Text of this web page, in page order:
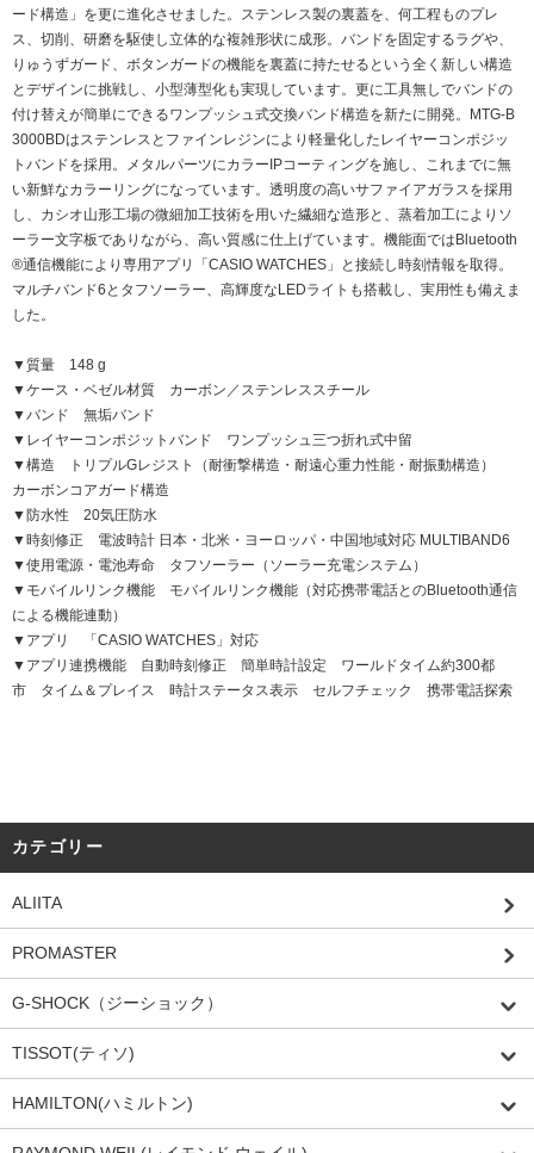
ード構造」を更に進化させました。ステンレス製の裏蓋を、何工程ものプレ
ス、切削、研磨を駆使し立体的な複雑形状に成形。バンドを固定するラグや、
りゅうずガード、ボタンガードの機能を裏蓋に持たせるという全く新しい構造
とデザインに挑戦し、小型薄型化も実現しています。更に工具無しでバンドの
付け替えが簡単にできるワンプッシュ式交換バンド構造を新たに開発。MTG-B
3000BDはステンレスとファインレジンにより軽量化したレイヤーコンポジッ
トバンドを採用。メタルパーツにカラーIPコーティングを施し、これまでに無
い新鮮なカラーリングになっています。透明度の高いサファイアガラスを採用
し、カシオ山形工場の微細加工技術を用いた繊細な造形と、蒸着加工によりソ
ーラー文字板でありながら、高い質感に仕上げています。機能面ではBluetooth
®通信機能により専用アプリ「CASIO WATCHES」と接続し時刻情報を取得。
マルチバンド6とタフソーラー、高輝度なLEDライトも搭載し、実用性も備えま
した。
▼質量 148 g
▼ケース・ベゼル材質 カーボン／ステンレススチール
▼バンド 無垢バンド
▼レイヤーコンポジットバンド ワンプッシュ三つ折れ式中留
▼構造 トリプルGレジスト（耐衝撃構造・耐遠心重力性能・耐振動構造）
カーボンコアガード構造
▼防水性 20気圧防水
▼時刻修正 電波時計 日本・北米・ヨーロッパ・中国地域対応 MULTIBAND6
▼使用電源・電池寿命 タフソーラー（ソーラー充電システム）
▼モバイルリンク機能 モバイルリンク機能（対応携帯電話とのBluetooth通信
による機能連動）
▼アプリ 「CASIO WATCHES」対応
▼アプリ連携機能 自動時刻修正 簡単時計設定 ワールドタイム約300都
市 タイム＆プレイス 時計ステータス表示 セルフチェック 携帯電話探索
カテゴリー
ALIITA
PROMASTER
G-SHOCK（ジーショック）
TISSOT(ティソ)
HAMILTON(ハミルトン)